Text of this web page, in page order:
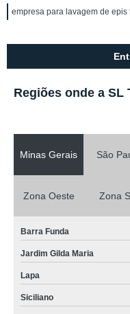
empresa para lavagem de
Regiões onde a SL
Minas Gerais São
Zona Oeste Zona
Barra Funda
Jardim Gilda Maria
Lapa
Siciliano